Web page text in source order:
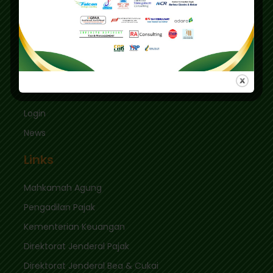
Graha Mas Fatmawati Blok B4-5 Cipete Utara,
Kec. Keb. Baru Jl. Fatmawati Raya
Jakarta Selatan 12410
sekretariat@ikpi.or.id
Login
News
Links
Mahkamah Agung
Pengadilan Pajak
Kementerian Keuangan
Direktorat Jenderal Pajak
Direktorat Jenderal Bea & Cukai